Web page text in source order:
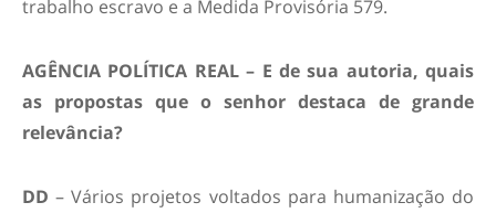
trabalho escravo e a Medida Provisória 579.
AGÊNCIA POLÍTICA REAL – E de sua autoria, quais
as propostas que o senhor destaca de grande
relevância?
DD – Vários projetos voltados para humanização do